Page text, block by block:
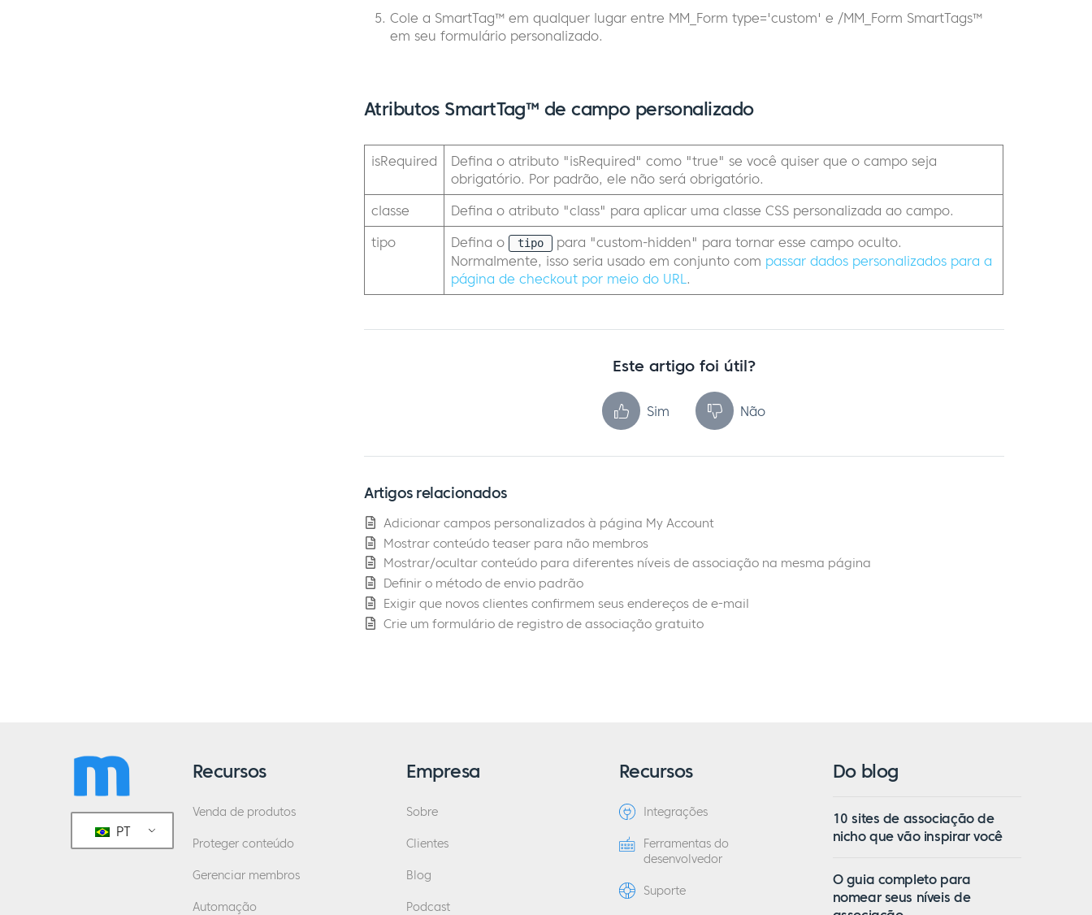
Cole a SmartTag™ em qualquer lugar entre MM_Form type='custom' e /MM_Form SmartTags™
em seu formulário personalizado.
Atributos SmartTag™ de campo personalizado
isRequired
Defina o atributo "isRequired" como "true" se você quiser que o campo seja
obrigatório. Por padrão, ele não será obrigatório.
classe
Defina o atributo "class" para aplicar uma classe CSS personalizada ao campo.
tipo
Defina o tipo
para "custom-hidden" para tornar esse campo oculto.
Normalmente, isso seria usado em conjunto com passar dados personalizados para a
página de checkout por meio do URL .
Este artigo foi útil?
Sim Não
Artigos relacionados
Adicionar campos personalizados à página My Account
Mostrar conteúdo teaser para não membros
Mostrar/ocultar conteúdo para diferentes níveis de associação na mesma página
Definir o método de envio padrão
Exigir que novos clientes confirmem seus endereços de e-mail
Crie um formulário de registro de associação gratuito
PT
Recursos
Venda de produtos
Proteger conteúdo
Gerenciar membros
Automação
Empresa
Sobre
Clientes
Blog
Podcast
Recursos
Integrações
Ferramentas do
desenvolvedor
Suporte
Do blog
10 sites de associação de
nicho que vão inspirar você
O guia completo para
nomear seus níveis de